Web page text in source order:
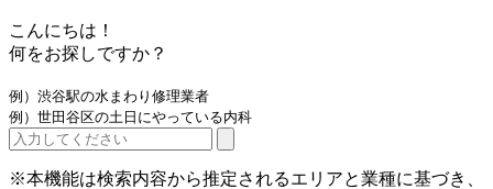
こんにちは！
何をお探しですか？
例）渋谷駅の水まわり修理業者
例）世田谷区の土日にやっている内科
※本機能は検索内容から推定されるエリアと業種に基づき、